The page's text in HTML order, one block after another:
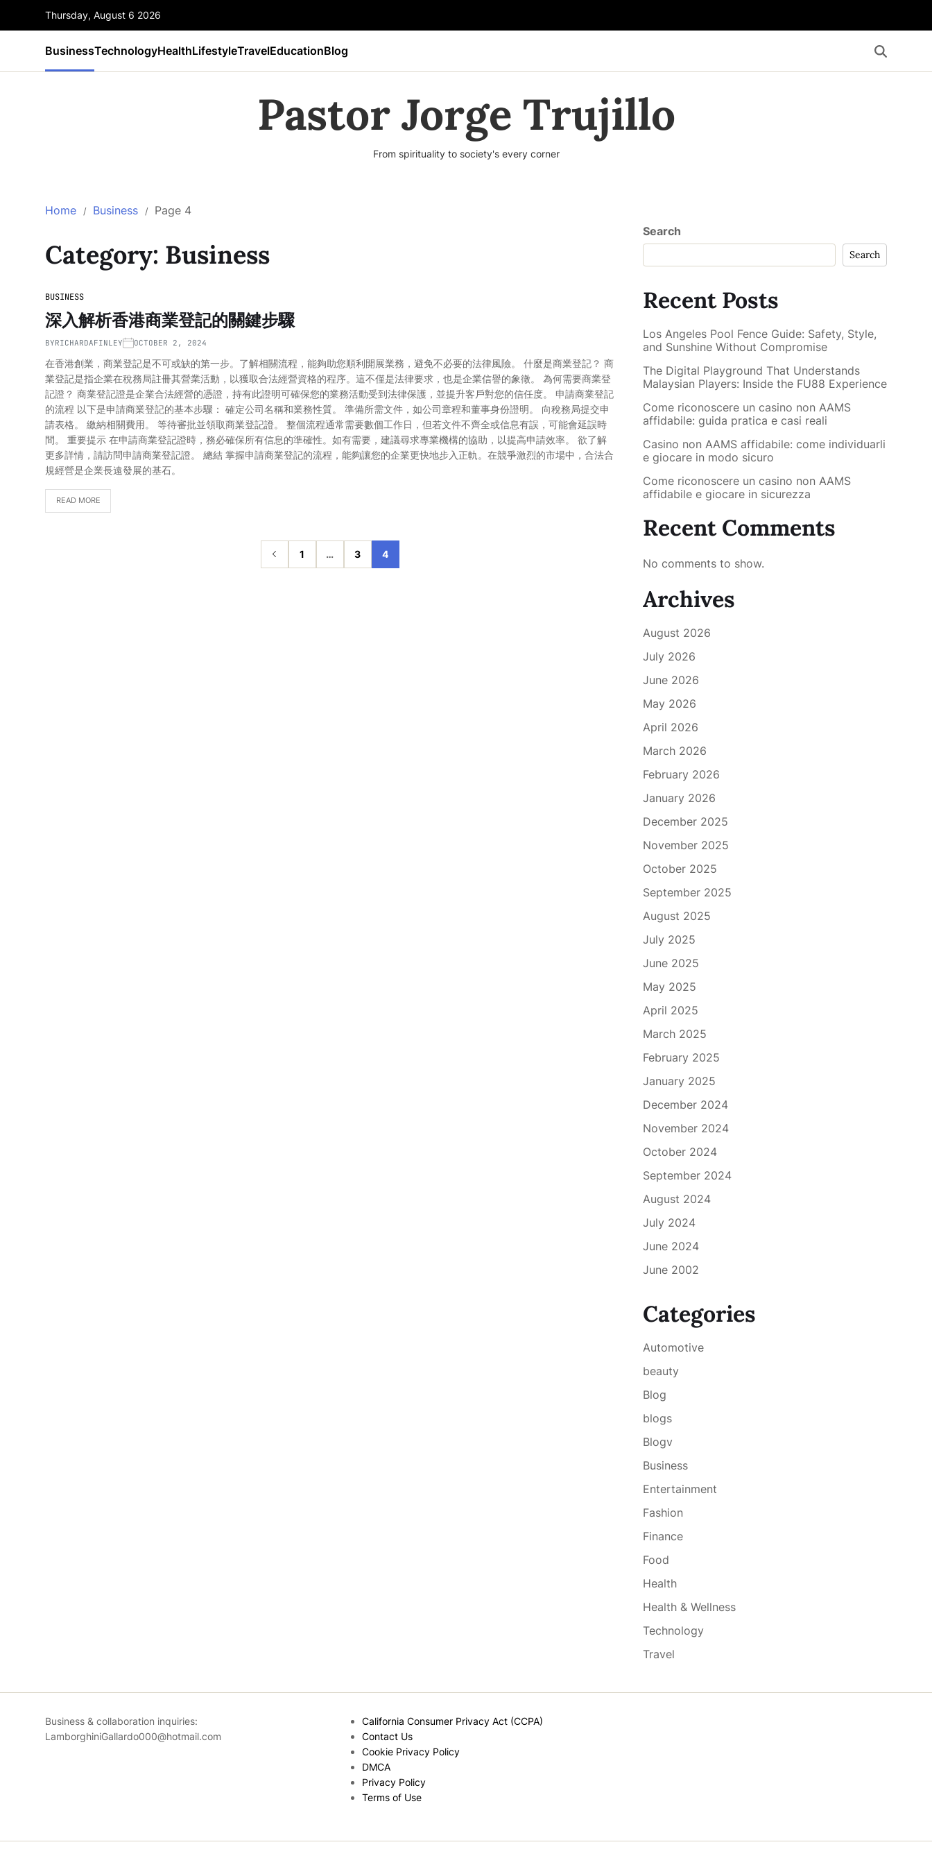
Thursday, August 6 2026
BusinessTechnologyHealthLifestyleTravelEducationBlog
Pastor Jorge Trujillo
From spirituality to society's every corner
Home Business Page 4
Category: Business
BUSINESS
深入解析香港商業登記的關鍵步驟
BYRICHARDAFINLEY OCTOBER 2, 2024
在香港創業，商業登記是不可或缺的第一步。了解相關流程，能夠助您順利開展業務，避免不必要的法律風險。 什麼是商業登記？ 商
業登記是指企業在稅務局註冊其營業活動，以獲取合法經營資格的程序。這不僅是法律要求，也是企業信譽的象徵。 為何需要商業登
記證？ 商業登記證是企業合法經營的憑證，持有此證明可確保您的業務活動受到法律保護，並提升客戶對您的信任度。 申請商業登記
的流程 以下是申請商業登記的基本步驟： 確定公司名稱和業務性質。 準備所需文件，如公司章程和董事身份證明。 向稅務局提交申
請表格。 繳納相關費用。 等待審批並領取商業登記證。 整個流程通常需要數個工作日，但若文件不齊全或信息有誤，可能會延誤時
間。 重要提示 在申請商業登記證時，務必確保所有信息的準確性。如有需要，建議尋求專業機構的協助，以提高申請效率。 欲了解
更多詳情，請訪問申請商業登記證。 總結 掌握申請商業登記的流程，能夠讓您的企業更快地步入正軌。在競爭激烈的市場中，合法合
規經營是企業長遠發展的基石。
READ MORE
1 … 3 4
Search
Search
Recent Posts
Los Angeles Pool Fence Guide: Safety, Style,
and Sunshine Without Compromise
The Digital Playground That Understands
Malaysian Players: Inside the FU88 Experience
Come riconoscere un casino non AAMS
affidabile: guida pratica e casi reali
Casino non AAMS affidabile: come individuarli
e giocare in modo sicuro
Come riconoscere un casino non AAMS
affidabile e giocare in sicurezza
Recent Comments
No comments to show.
Archives
August 2026
July 2026
June 2026
May 2026
April 2026
March 2026
February 2026
January 2026
December 2025
November 2025
October 2025
September 2025
August 2025
July 2025
June 2025
May 2025
April 2025
March 2025
February 2025
January 2025
December 2024
November 2024
October 2024
September 2024
August 2024
July 2024
June 2024
June 2002
Categories
Automotive
beauty
Blog
blogs
Blogv
Business
Entertainment
Fashion
Finance
Food
Health
Health & Wellness
Technology
Travel
Business & collaboration inquiries:
LamborghiniGallardo000@hotmail.com
California Consumer Privacy Act (CCPA)
Contact Us
Cookie Privacy Policy
DMCA
Privacy Policy
Terms of Use